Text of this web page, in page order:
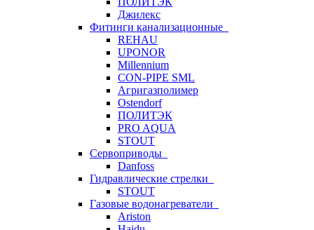
Джилекс
Фитинги канализационные
REHAU
UPONOR
Millennium
CON-PIPE SML
Агригазполимер
Ostendorf
ПОЛИТЭК
PRO AQUA
STOUT
Сервоприводы
Danfoss
Гидравлические стрелки
STOUT
Газовые водонагреватели
Ariston